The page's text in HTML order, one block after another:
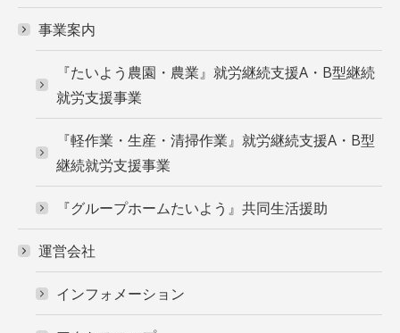
事業案内
『たいよう農園・農業』就労継続支援A・B型継続
就労支援事業
『軽作業・生産・清掃作業』就労継続支援A・B型
継続就労支援事業
『グループホームたいよう』共同生活援助
運営会社
インフォメーション